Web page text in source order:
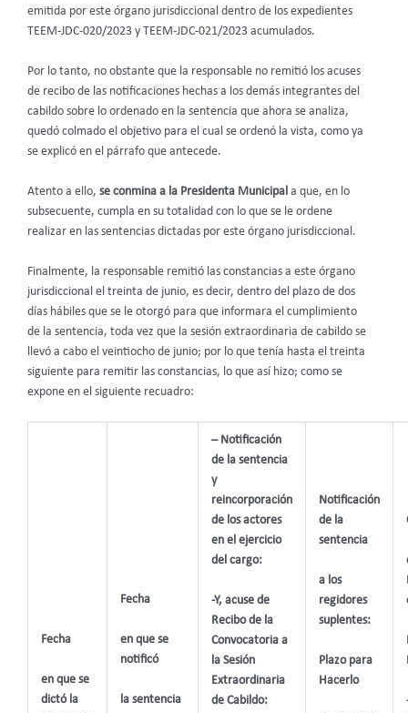
emitida por este órgano jurisdiccional dentro de los expedientes
TEEM-JDC-020/2023 y TEEM-JDC-021/2023 acumulados.
Por lo tanto, no obstante que la responsable no remitió los acuses
de recibo de las notificaciones hechas a los demás integrantes del
cabildo sobre lo ordenado en la sentencia que ahora se analiza,
quedó colmado el objetivo para el cual se ordenó la vista, como ya
se explicó en el párrafo que antecede.
Atento a ello, se conmina a la Presidenta Municipal a que, en lo
subsecuente, cumpla en su totalidad con lo que se le ordene
realizar en las sentencias dictadas por este órgano jurisdiccional.
Finalmente, la responsable remitió las constancias a este órgano
jurisdiccional el treinta de junio, es decir, dentro del plazo de dos
días hábiles que se le otorgó para que informara el cumplimiento
de la sentencia, toda vez que la sesión extraordinaria de cabildo se
llevó a cabo el veintiocho de junio; por lo que tenía hasta el treinta
siguiente para remitir las constancias, lo que así hizo; como se
expone en el siguiente recuadro:
Fecha
en que se
dictó la
Fecha
en que se
notificó
la sentencia
– Notificación
de la sentencia
y
reincorporación
de los actores
en el ejercicio
del cargo:
-Y, acuse de
Recibo de la
Convocatoria a
la Sesión
Extraordinaria
de Cabildo:
Notificación
de la
sentencia
a los
regidores
suplentes:
Plazo para
Hacerlo